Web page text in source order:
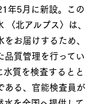
年5月に新設。この
北アルプス〉は、
お届けするため、
質管理を行ってい
質を検査するとと
ある、官能検査員が